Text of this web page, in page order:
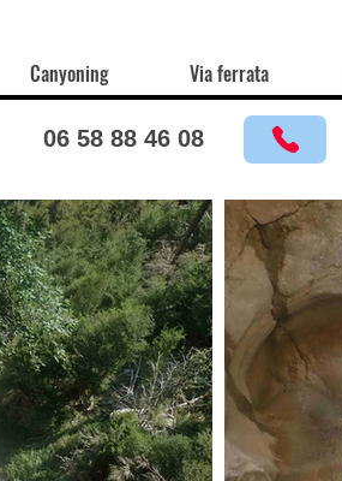
Canyoning Via ferrata
06 58 88 46 08